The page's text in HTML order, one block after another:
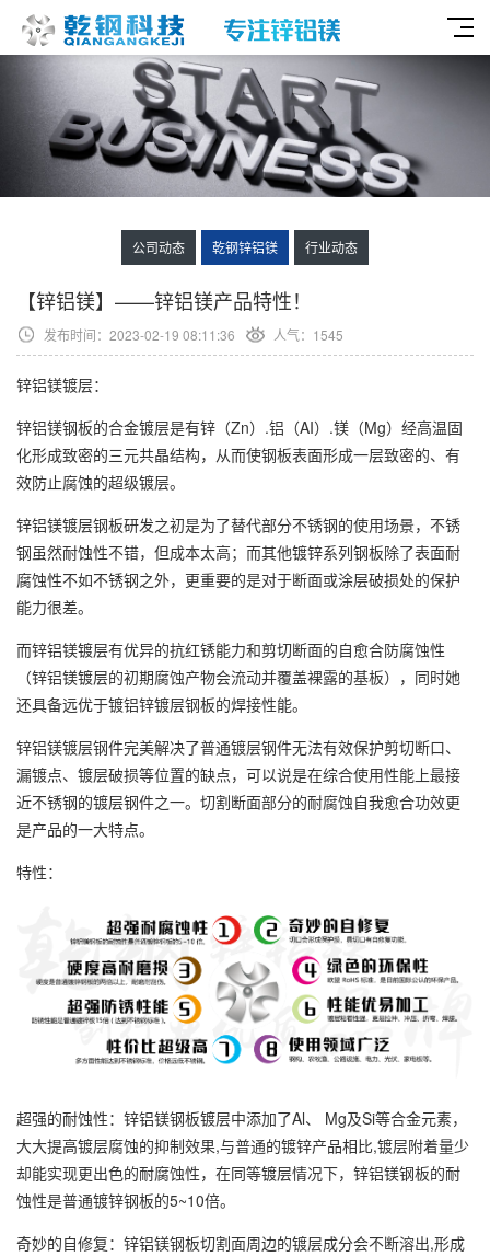
公司动态 乾钢锌铝镁 行业动态
【锌铝镁】——锌铝镁产品特性！
发布时间：2023-02-19 08:11:36 人气：1545
锌铝镁镀层：
锌铝镁钢板的合金镀层是有锌（Zn）.铝（AI）.镁（Mg）经高温固
化形成致密的三元共晶结构，从而使钢板表面形成一层致密的、有
效防止腐蚀的超级镀层。
锌铝镁镀层钢板研发之初是为了替代部分不锈钢的使用场景，不锈
钢虽然耐蚀性不错，但成本太高；而其他镀锌系列钢板除了表面耐
腐蚀性不如不锈钢之外，更重要的是对于断面或涂层破损处的保护
能力很差。
而锌铝镁镀层有优异的抗红锈能力和剪切断面的自愈合防腐蚀性
（锌铝镁镀层的初期腐蚀产物会流动并覆盖裸露的基板），同时她
还具备远优于镀铝锌镀层钢板的焊接性能。
锌铝镁镀层钢件完美解决了普通镀层钢件无法有效保护剪切断口、
漏镀点、镀层破损等位置的缺点，可以说是在综合使用性能上最接
近不锈钢的镀层钢件之一。切割断面部分的耐腐蚀自我愈合功效更
是产品的一大特点。
特性：
超强的耐蚀性：锌铝镁钢板镀层中添加了Al、 Mg及Si等合金元素，
大大提高镀层腐蚀的抑制效果,与普通的镀锌产品相比,镀层附着量少
却能实现更出色的耐腐蚀性，在同等镀层情况下，锌铝镁钢板的耐
蚀性是普通镀锌钢板的5~10倍。
奇妙的自修复：锌铝镁钢板切割面周边的镀层成分会不断溶出,形成